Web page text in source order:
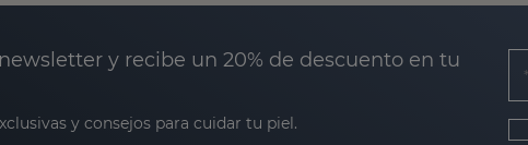
y recibe un 20% de descuento en tu
y consejos para cuidar tu piel.